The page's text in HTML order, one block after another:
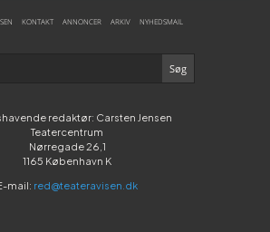
KONTAKT ANNONCER ARKIV NYHEDSMAIL
redaktør: Carsten Jensen
Teatercentrum
Nørregade 26,1
1165 København K
mail: red@teateravisen.dk